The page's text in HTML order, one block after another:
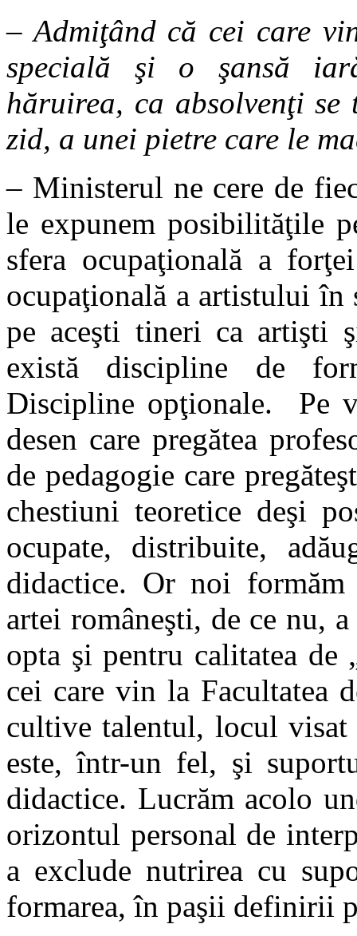
– Admiţând că cei care
specială şi o şansă
hăruirea, ca absolvenţi se
zid, a unei pietre care le
– Ministerul ne cere de
le expunem posibilităţile
sfera ocupaţională a
ocupaţională a artistului
pe aceşti tineri ca artişti
există discipline de
Discipline opţionale. Pe
desen care pregătea
de pedagogie care
chestiuni teoretice deşi
ocupate, distribuite,
didactice. Or noi
artei româneşti, de ce nu,
opta şi pentru calitatea de
cei care vin la Facultatea
cultive talentul, locul visat
este, într-un fel, şi
didactice. Lucrăm acolo
orizontul personal de
a exclude nutrirea cu
formarea, în paşii definirii